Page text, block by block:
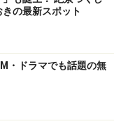
の最新スポット
・ドラマでも話題の無